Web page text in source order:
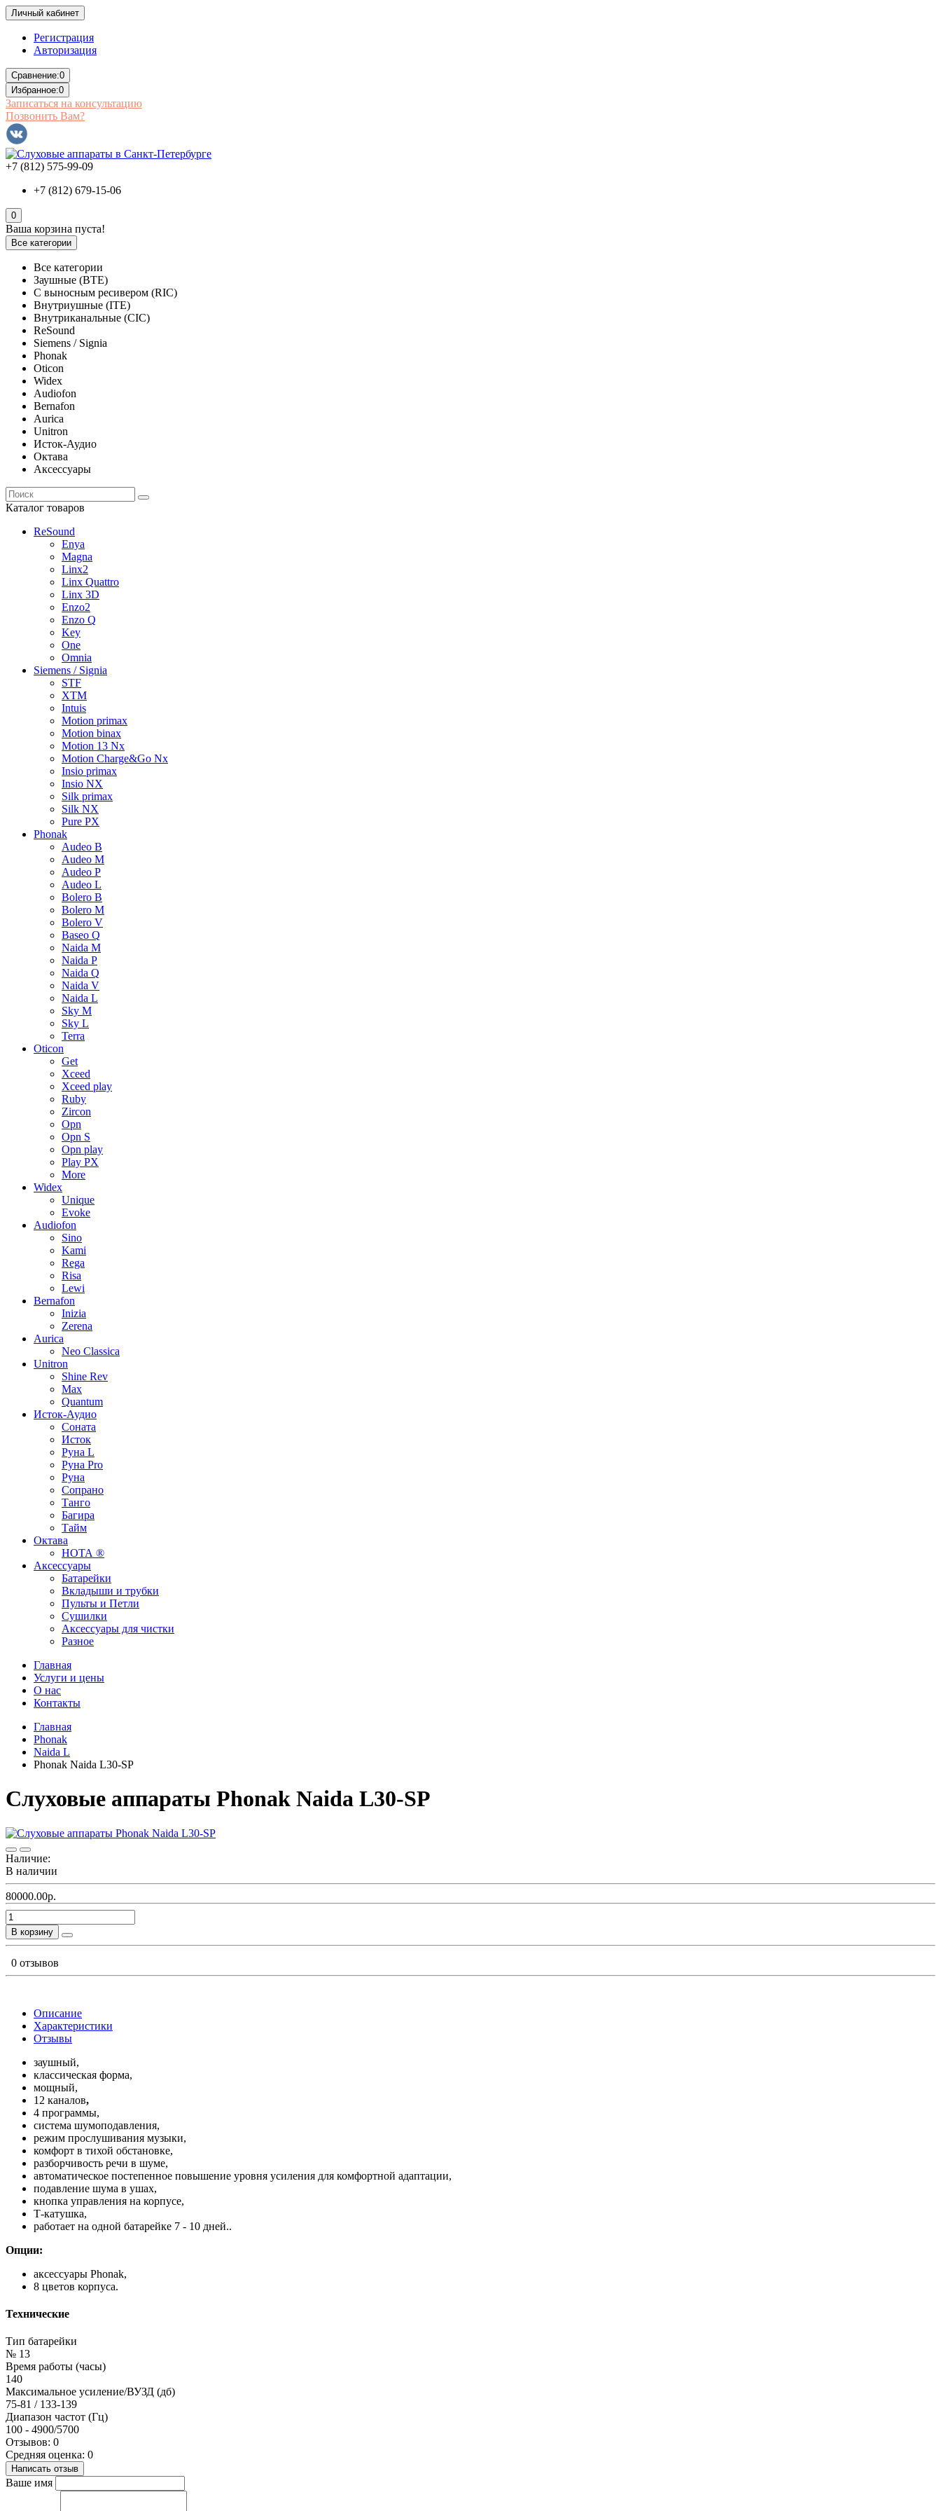
Личный кабинет
Регистрация
Авторизация
Сравнение:0
Избранное:0
Записаться на консультацию
Позвонить Вам?
+7 (812) 575-99-09
+7 (812) 679-15-06
0
Ваша корзина пуста!
Все категории
Все категории
Заушные (BTE)
С выносным ресивером (RIC)
Внутриушные (ITE)
Внутриканальные (CIC)
ReSound
Siemens / Signia
Phonak
Oticon
Widex
Audiofon
Bernafon
Aurica
Unitron
Исток-Аудио
Октава
Аксессуары
Каталог товаров
ReSound
Enya
Magna
Linx2
Linx Quattro
Linx 3D
Enzo2
Enzo Q
Key
One
Omnia
Siemens / Signia
STF
XTM
Intuis
Motion primax
Motion binax
Motion 13 Nx
Motion Charge&Go Nx
Insio primax
Insio NX
Silk primax
Silk NX
Pure PX
Phonak
Audeo B
Audeo M
Audeo P
Audeo L
Bolero B
Bolero M
Bolero V
Baseo Q
Naida M
Naida P
Naida Q
Naida V
Naida L
Sky M
Sky L
Terra
Oticon
Get
Xceed
Xceed play
Ruby
Zircon
Opn
Opn S
Opn play
Play PX
More
Widex
Unique
Evoke
Audiofon
Sino
Kami
Rega
Risa
Lewi
Bernafon
Inizia
Zerena
Aurica
Neo Classica
Unitron
Shine Rev
Max
Quantum
Исток-Аудио
Соната
Исток
Руна L
Руна Pro
Руна
Сопрано
Танго
Багира
Тайм
Октава
НОТА ®
Аксессуары
Батарейки
Вкладыши и трубки
Пульты и Петли
Сушилки
Аксессуары для чистки
Разное
Главная
Услуги и цены
О нас
Контакты
Главная
Phonak
Naida L
Phonak Naida L30-SP
Слуховые аппараты Phonak Naida L30-SP
Наличие:
В наличии
80000.00р.
В корзину
0 отзывов
Описание
Характеристики
Отзывы
заушный,
классическая форма,
мощный,
12 каналов,
4 программы,
система шумоподавления,
режим прослушивания музыки,
комфорт в тихой обстановке,
разборчивость речи в шуме,
автоматическое постепенное повышение уровня усиления для комфортной адаптации,
подавление шума в ушах,
кнопка управления на корпусе,
Т-катушка,
работает на одной батарейке 7 - 10 дней..
Опции:
аксессуары Phonak,
8 цветов корпуса.
Технические
Тип батарейки
№ 13
Время работы (часы)
140
Максимальное усиление/ВУЗД (дб)
75-81 / 133-139
Диапазон частот (Гц)
100 - 4900/5700
Отзывов: 0
Средняя оценка: 0
Написать отзыв
Ваше имя